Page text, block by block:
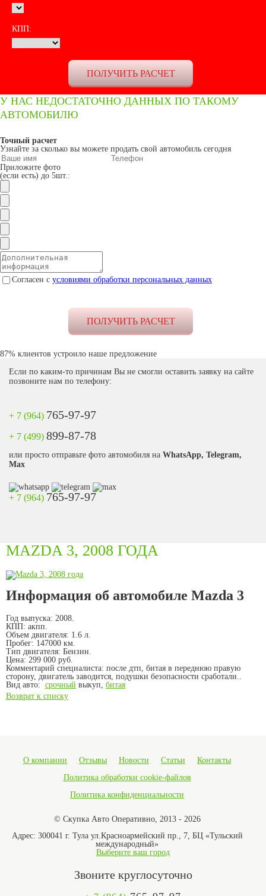
КПП:
У НАС НЕДОСТАТОЧНО ДАННЫХ ПО ТАКОМУ
АВТОМОБИЛЮ
Точный расчет
Узнайте за сколько вы можете продать свой автомобиль сегодня
Приложите фото
(если есть) до 5шт.:
Согласен с условиями обработки персональных данных
87% клиентов устроило наше предложение
Если по каким-то причинам Вы не смогли оставить заявку на сайте
позвоните нам по телефону:
+ 7 (964) 765-97-97
+ 7 (499) 899-87-78
или просто отправьте фото автомобиля на WhatsApp, Telegram,
Max
+ 7 (964) 765-97-97
MAZDA 3, 2008 ГОДА
Информация об автомобиле Mazda 3
Год выпуска: 2008.
КПП: акпп.
Объем двигателя: 1.6 л.
Пробег: 147000 км.
Тип двигателя: Бензин.
Цена: 299 000 руб.
Комментарий специалиста: после дтп, битая в переднюю правую
сторону, двигатель заводится, подушки безопасности сработали..
Вид авто: срочный выкуп, битая
Возврат к списку
О компании Отзывы Новости Статьи
Контакты
Политика обработки cookie-файлов
Политика конфиденциальности
© Скупка Авто Оперативно, 2013 - 2026
Адрес: 300041 г. Тула ул.Красноармейский пр., 7, БЦ «Тульский
международный»
Выберите ваш город
Звоните круглосуточно